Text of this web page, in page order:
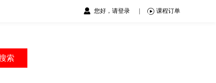
您好，请登录 课程订单
索